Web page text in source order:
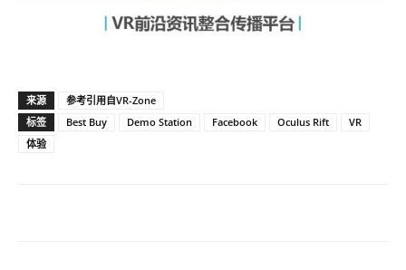
来源
参考引用自VR-Zone
标签
Best Buy Demo Station Facebook Oculus Rift
VR
体验